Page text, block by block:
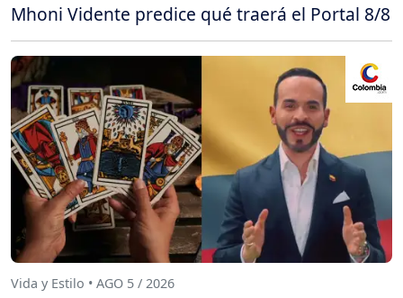
Mhoni Vidente predice qué traerá el Portal 8/8
Vida y Estilo • AGO 5 / 2026